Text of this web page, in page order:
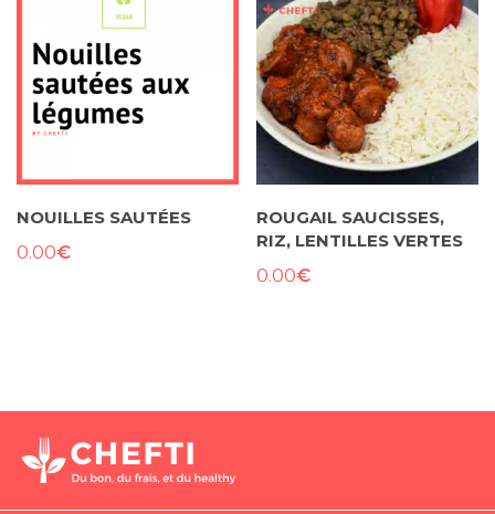
NOUILLES SAUTÉES
0.00€
ROUGAIL SAUCISSES,
RIZ, LENTILLES VERTES
0.00€